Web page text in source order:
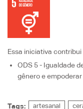
Essa iniciativa
ODS 5 - Igualdade
gênero e
Tags: artesanal